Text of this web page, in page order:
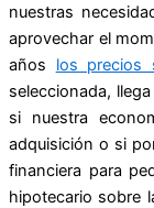
nuestras
aprovechar el
años los precios
seleccionada,
si nuestra
adquisición o si
financiera para
hipotecario sobre